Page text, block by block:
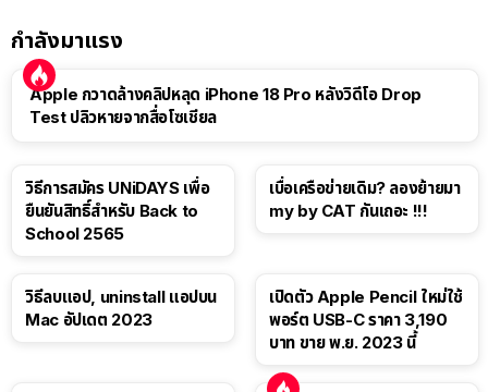
กำลังมาแรง
Apple กวาดล้างคลิปหลุด iPhone 18 Pro หลังวิดีโอ Drop
Test ปลิวหายจากสื่อโซเชียล
วิธีการสมัคร UNiDAYS เพื่อ
ยืนยันสิทธิ์สำหรับ Back to
School 2565
เบื่อเครือข่ายเดิม? ลองย้ายมา
my by CAT กันเถอะ !!!
วิธีลบแอป, uninstall แอปบน
Mac อัปเดต 2023
เปิดตัว Apple Pencil ใหม่ใช้
พอร์ต USB-C ราคา 3,190
บาท ขาย พ.ย. 2023 นี้